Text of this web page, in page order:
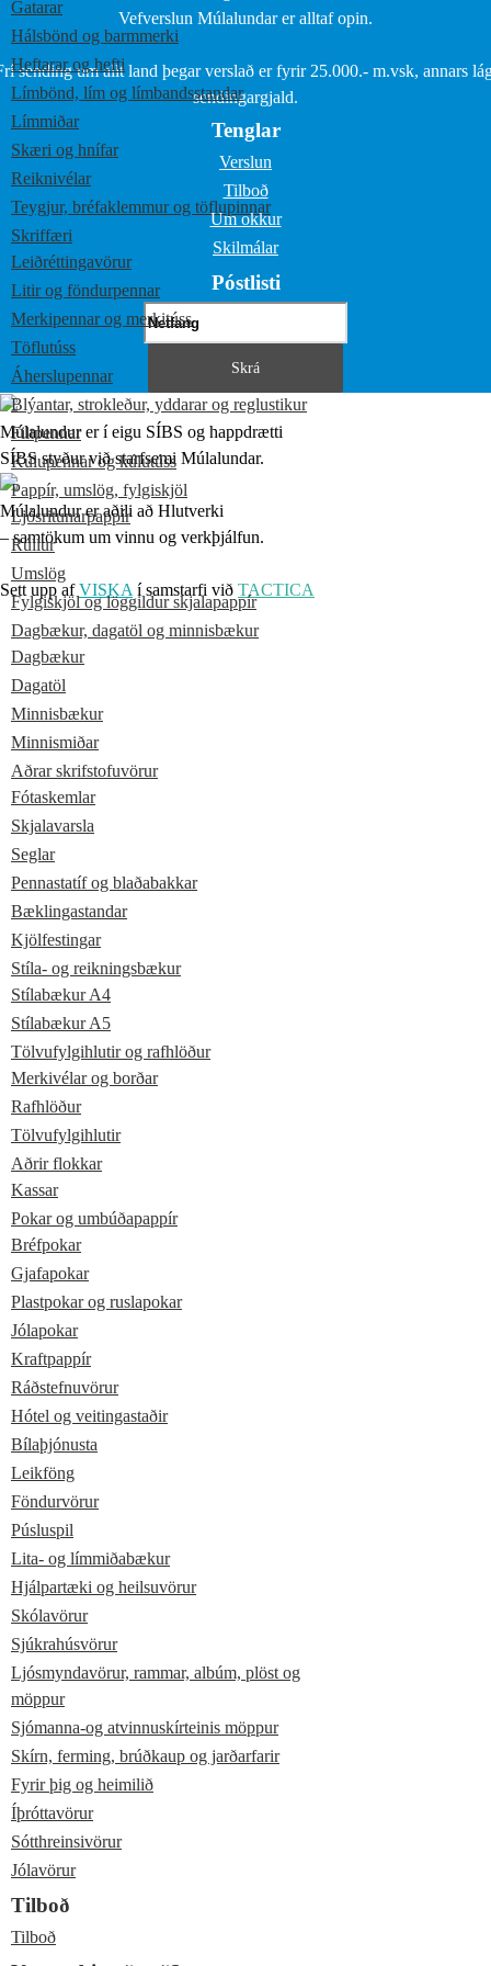
Gatarar
Hálsbönd og barmmerki
Heftarar og hefti
Límbönd, lím og límbandsstandar
Límmiðar
Skæri og hnífar
Reiknivélar
Teygjur, bréfaklemmur og töflupinnar
Skriffæri
Leiðréttingavörur
Litir og föndurpennar
Merkipennar og merkitúss
Töflutúss
Áherslupennar
Blýantar, strokleður, yddarar og reglustikur
Filtpennar
Kúlupennar og kúlutúss
Pappír, umslög, fylgiskjöl
Ljósritunarpappír
Rúllur
Umslög
Fylgiskjöl og löggildur skjalapappír
Dagbækur, dagatöl og minnisbækur
Dagbækur
Dagatöl
Minnisbækur
Minnismiðar
Aðrar skrifstofuvörur
Fótaskemlar
Skjalavarsla
Seglar
Pennastatíf og blaðabakkar
Bæklingastandar
Kjölfestingar
Stíla- og reikningsbækur
Stílabækur A4
Stílabækur A5
Tölvufylgihlutir og rafhlöður
Merkivélar og borðar
Rafhlöður
Tölvufylgihlutir
Aðrir flokkar
Kassar
Pokar og umbúðapappír
Bréfpokar
Gjafapokar
Plastpokar og ruslapokar
Jólapokar
Kraftpappír
Ráðstefnuvörur
Hótel og veitingastaðir
Bílaþjónusta
Leikföng
Föndurvörur
Púsluspil
Lita- og límmiðabækur
Hjálpartæki og heilsuvörur
Skólavörur
Sjúkrahúsvörur
Ljósmyndavörur, rammar, albúm, plöst og
möppur
Sjómanna-og atvinnuskírteinis möppur
Skírn, ferming, brúðkaup og jarðarfarir
Fyrir þig og heimilið
Íþróttavörur
Sótthreinsivörur
Jólavörur
Tilboð
Tilboð
Vefverslun Múlalundar er alltaf opin.
sending um allt land þegar verslað er fyrir 25.000.- m.vsk, annars
sendingargjald.
Tenglar
Verslun
Tilboð
Um okkur
Skilmálar
Póstlisti
Múlalundur er í eigu SÍBS og happdrætti
SÍBS styður við starfsemi Múlalundar.
Múlalundur er aðili að Hlutverki
– samtökum um vinnu og verkþjálfun.
Sett upp afVISKA í samstarfi við TACTICA